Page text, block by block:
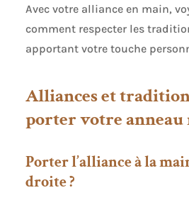
Avec votre alliance en main,
comment respecter les
apportant votre touche
Alliances et
porter votre
Porter l’alliance à la
droite ?